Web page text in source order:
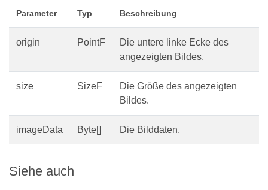
Parameter Typ Beschreibung
origin PointF
Die untere linke Ecke des
angezeigten Bildes.
size SizeF
Die Größe des angezeigten
Bildes.
imageData Byte[] Die Bilddaten.
Siehe auch